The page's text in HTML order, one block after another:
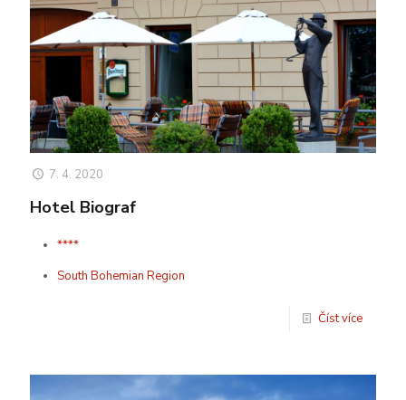
7. 4. 2020
Hotel Biograf
****
South Bohemian Region
Číst více